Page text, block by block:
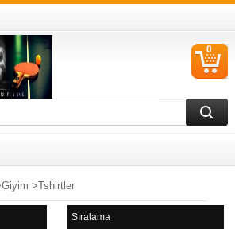
0
Giyim >Tshirtler
Sıralama